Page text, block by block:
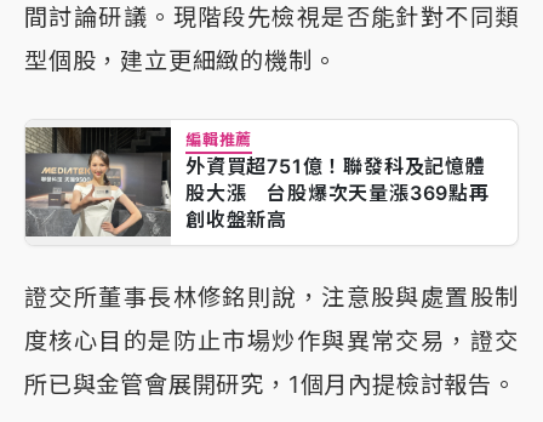
間討論研議。現階段先檢視是否能針對不同類
型個股，建立更細緻的機制。
編輯推薦
外資買超751億！聯發科及記憶體
股大漲 台股爆次天量漲369點再
創收盤新高
證交所董事長林修銘則說，注意股與處置股制
度核心目的是防止市場炒作與異常交易，證交
所已與金管會展開研究，1個月內提檢討報告。